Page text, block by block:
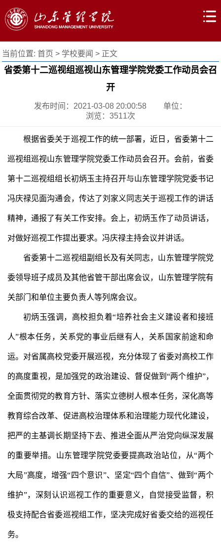
当前位置: 首页 > 学校要闻> 正文
省委第十二巡视组巡视山东管理学院党委工作动员会召
开
发布时间：2021-03-08 20:00:58
单位：
浏览： 3511次
根据省委关于巡视工作的统一部署，近日，省委第十二
巡视组巡视山东管理学院党委工作动员会召开。会前，省委
第十二巡视组组长初炳玉主持召开与山东管理学院党委书记
冯庆禄见面沟通会，传达了刘家义同志关于巡视工作的讲话
精神，通报了有关工作安排。会上，初炳玉作了动员讲话，
对做好巡视工作提出要求。冯庆禄主持会议并讲话。
省委第十二巡视组副组长及有关同志，山东管理学院党
委领导班子成员及其他省管干部出席会议，山东管理学院有
关部门和单位主要负责人等列席会议。
初炳玉强调，高校担负着“培养社会主义建设者和接班
人”根本任务，关系党的事业后继有人，关系国家前途和命
运。对省属高校党委开展巡视，充分体现了省委对高校工作
的高度重视，是加强党的政治建设、督促做到“两个维护”，
全面贯彻党的教育方针、落实立德树人根本任务，深化高等
教育综合改革、促进高校治理体系和治理能力现代化建设，
把严的主基调长期坚持下去、推进全面从严治党向纵深发展
的重要举措。山东管理学院党委要提高政治站位，从“两个
大局”高度，增强“四个意识”、坚定“四个自信”、做到“两个
维护”，深刻认识巡视工作的重要意义，自觉接受监督，积
极支持配合省委巡视组工作，坚决完成好省委交给的巡视任
务。